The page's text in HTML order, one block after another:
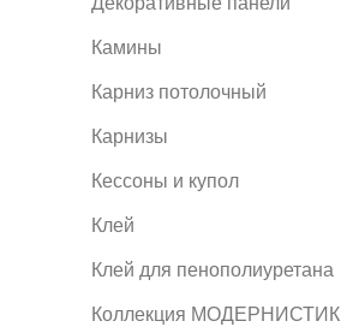
Камины
Карниз потолочный
Карнизы
Кессоны и купол
Клей
Клей для пенополиуретана
Коллекция МОДЕРНИСТИК